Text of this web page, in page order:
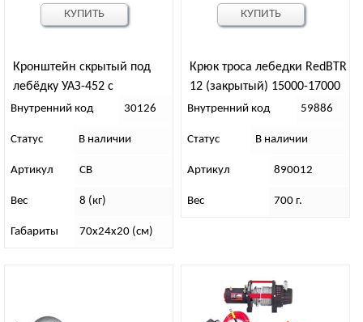
Кронштейн скрытый под
лебёдку УАЗ-452 с
независимым выходом под
Внутренний код 30126
Статус В наличии
Артикул СВ
Вес 8 (кг)
Габариты 70х24х20 (см)
КУПИТЬ
Крюк троса лебедки RedBTR
12 (закрытый) 15000-17000
lbs
Внутренний код 59886
Статус В наличии
Артикул 890012
Вес 700 г.
КУПИТЬ